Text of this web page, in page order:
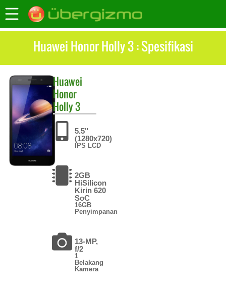
Huawei Honor Holly 3 : Spesifikasi
Huawei
Honor
Holly 3
5.5"
(1280x720)
IPS LCD
2GB
HiSilicon
Kirin 620
SoC
16GB
Penyimpanan
13-MP,
f/2
1
Belakang
Kamera